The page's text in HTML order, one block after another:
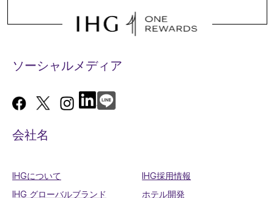
ソーシャルメディア
会社名
IHGについて
IHG採用情報
IHG グローバルブランド
ホテル開発